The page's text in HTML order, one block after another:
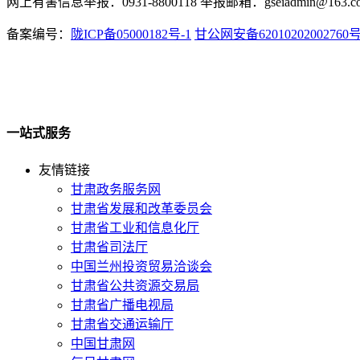
备案编号： 陇ICP备05000182号-1 甘公网安备62010202002760
一站式服务
友情链接
甘肃政务服务网
甘肃省发展和改革委员会
甘肃省工业和信息化厅
甘肃省司法厅
中国兰州投资贸易洽谈会
甘肃省公共资源交易局
甘肃省广播电视局
甘肃省交通运输厅
中国甘肃网